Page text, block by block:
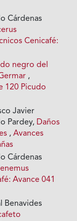
Cárdenas
Cenicafé:
negro del
,
120 Picudo
Javier
Pardey, Daños
,Avances
Cárdenas
Avance 041
Benavides